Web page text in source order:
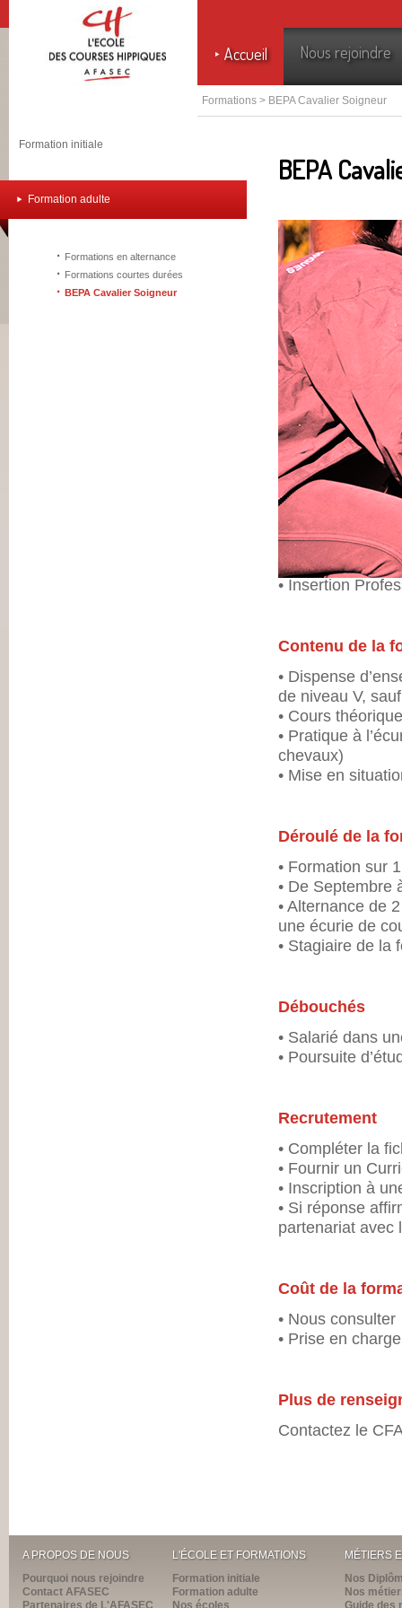
Accueil Nous rejoindre
Formations > BEPA Cavalier Soigneur
Formation initiale
Formation adulte
· Formations en alternance
· Formations courtes durées
· BEPA Cavalier Soigneur
BEPA
Objectifs de la
• Obtenir un
• Insertion
Contenu de la
• Dispense
de niveau V,
• Cours
• Pratique à
chevaux)
• Mise en
Déroulé de la
• Formation sur
• De Septembre
• Alternance de
une écurie de
• Stagiaire de la
Débouchés
• Salarié dans
• Poursuite
Recrutement
• Compléter la
• Fournir un
• Inscription à
• Si réponse
partenariat avec
Coût de la
• Nous consulter
• Prise en
Plus de
Contactez le
A PROPOS DE NOUS L'ÉCOLE ET FORMATIONS
MÉTIERS
Pourquoi nous rejoindre
Contact AFASEC
Partenaires de L'AFASEC
Formation initiale
Formation adulte
Nos écoles
Nos
Nos
Guide des